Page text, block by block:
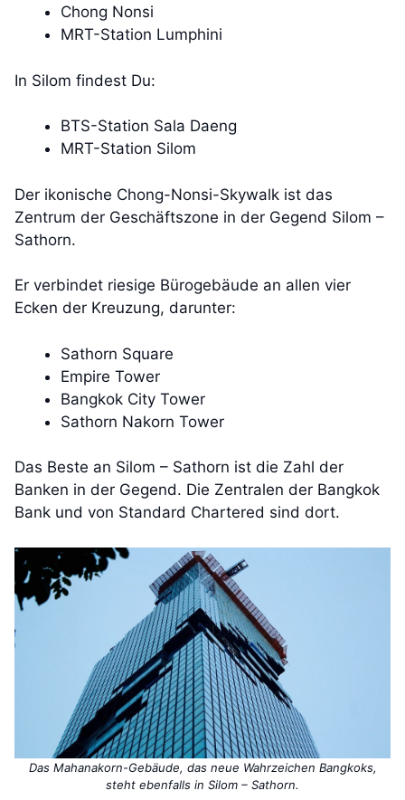
Chong Nonsi
MRT-Station Lumphini
In Silom findest Du:
BTS-Station Sala Daeng
MRT-Station Silom
Der ikonische Chong-Nonsi-Skywalk ist das
Zentrum der Geschäftszone in der Gegend Silom –
Sathorn.
Er verbindet riesige Bürogebäude an allen vier
Ecken der Kreuzung, darunter:
Sathorn Square
Empire Tower
Bangkok City Tower
Sathorn Nakorn Tower
Das Beste an Silom – Sathorn ist die Zahl der
Banken in der Gegend. Die Zentralen der Bangkok
Bank und von Standard Chartered sind dort.
Das Mahanakorn-Gebäude, das neue Wahrzeichen Bangkoks,
steht ebenfalls in Silom – Sathorn.